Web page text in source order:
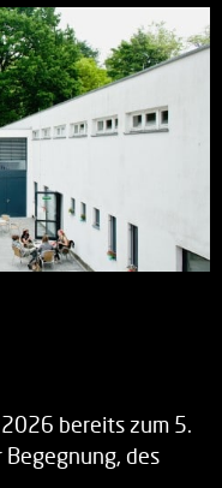
2026 bereits zum 5.
Begegnung, des